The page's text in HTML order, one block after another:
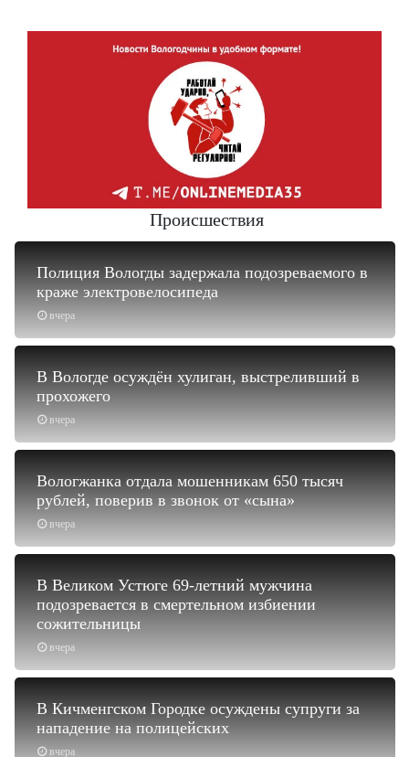
Происшествия
вчера
Полиция Вологды задержала подозреваемого в
краже электровелосипеда
вчера
В Вологде осуждён хулиган, выстреливший в
прохожего
вчера
Вологжанка отдала мошенникам 650 тысяч
рублей, поверив в звонок от «сына»
вчера
В Великом Устюге 69-летний мужчина
подозревается в смертельном избиении
сожительницы
вчера
В Кичменгском Городке осуждены супруги за
нападение на полицейских